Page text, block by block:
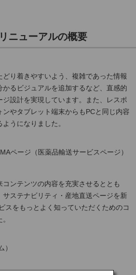
ニューアルの概要
り着きやすいよう、複雑であった情報
るビジュアルを追加するなど、直感的
設計を実現しています。また、レスポ
ンやタブレット端末からもPCと同じ内容
うになりました。
ページ（医薬品輸送サービスページ）
ンテンツの内容を充実させるととも
サステナビリティ・産地直送ページを新
スをもっとよく知っていただくためのコ
）